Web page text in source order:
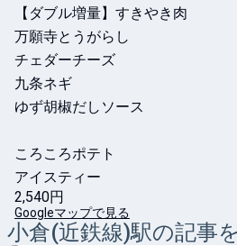
【ダブル増量】すきやき肉
万願寺とうがらし
チェダーチーズ
九条ネギ
ゆず胡椒だしソース
ころころポテト
アイスティー
2,540円
Googleマップで見る
小倉(近鉄線)駅の記事